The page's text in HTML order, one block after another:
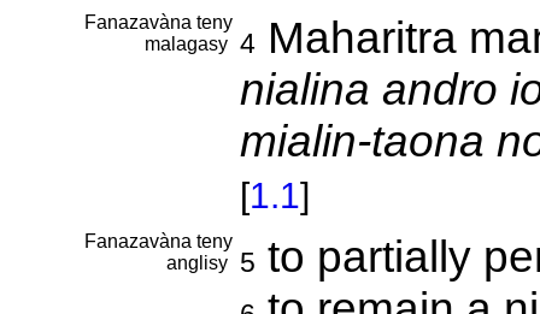
Fanazavàna teny
malagasy 4Maharitra
nialina andro
mialin-taona
[1.1]
Fanazavàna teny
anglisy
5 to partially